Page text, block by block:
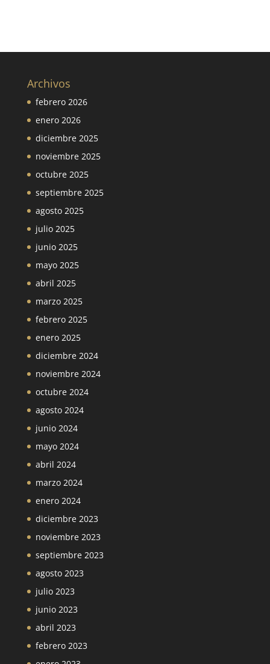
Archivos
febrero 2026
enero 2026
diciembre 2025
noviembre 2025
octubre 2025
septiembre 2025
agosto 2025
julio 2025
junio 2025
mayo 2025
abril 2025
marzo 2025
febrero 2025
enero 2025
diciembre 2024
noviembre 2024
octubre 2024
agosto 2024
junio 2024
mayo 2024
abril 2024
marzo 2024
enero 2024
diciembre 2023
noviembre 2023
septiembre 2023
agosto 2023
julio 2023
junio 2023
abril 2023
febrero 2023